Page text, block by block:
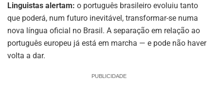
Linguistas alertam: o português brasileiro evoluiu tanto
que poderá, num futuro inevitável, transformar-se numa
nova língua oficial no Brasil. A separação em relação ao
português europeu já está em marcha — e pode não haver
volta a dar.
PUBLICIDADE